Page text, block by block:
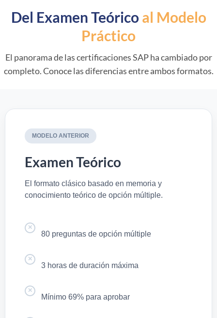
Del Examen Teórico al Modelo
Práctico
El panorama de las certificaciones SAP ha cambiado por
completo. Conoce las diferencias entre ambos formatos.
MODELO ANTERIOR
Examen Teórico
El formato clásico basado en memoria y
conocimiento teórico de opción múltiple.
✕
80 preguntas de opción múltiple
✕
3 horas de duración máxima
✕
Mínimo 69% para aprobar